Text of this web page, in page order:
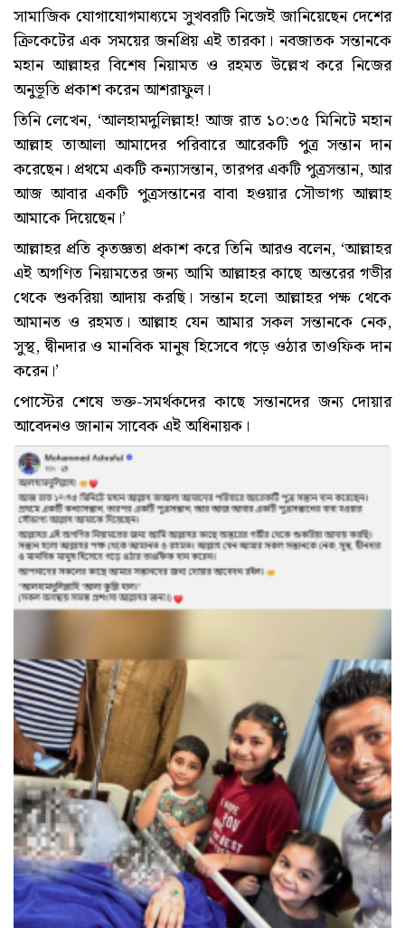
সামাজিক যোগাযোগমাধ্যমে সুখবরটি নিজেই জানিয়েছেন দেশের
ক্রিকেটের এক সময়ের জনপ্রিয় এই তারকা। নবজাতক সন্তানকে
মহান আল্লাহর বিশেষ নিয়ামত ও রহমত উল্লেখ করে নিজের
অনুভূতি প্রকাশ করেন আশরাফুল।
তিনি লেখেন, ‘আলহামদুলিল্লাহ! আজ রাত ১০:৩৫ মিনিটে মহান
আল্লাহ তাআলা আমাদের পরিবারে আরেকটি পুত্র সন্তান দান
করেছেন। প্রথমে একটি কন্যাসন্তান, তারপর একটি পুত্রসন্তান, আর
আজ আবার একটি পুত্রসন্তানের বাবা হওয়ার সৌভাগ্য আল্লাহ
আমাকে দিয়েছেন।’
আল্লাহর প্রতি কৃতজ্ঞতা প্রকাশ করে তিনি আরও বলেন, ‘আল্লাহর
এই অগণিত নিয়ামতের জন্য আমি আল্লাহর কাছে অন্তরের গভীর
থেকে শুকরিয়া আদায় করছি। সন্তান হলো আল্লাহর পক্ষ থেকে
আমানত ও রহমত। আল্লাহ যেন আমার সকল সন্তানকে নেক,
সুস্থ, দ্বীনদার ও মানবিক মানুষ হিসেবে গড়ে ওঠার তাওফিক দান
করেন।’
পোস্টের শেষে ভক্ত-সমর্থকদের কাছে সন্তানদের জন্য দোয়ার
আবেদনও জানান সাবেক এই অধিনায়ক।